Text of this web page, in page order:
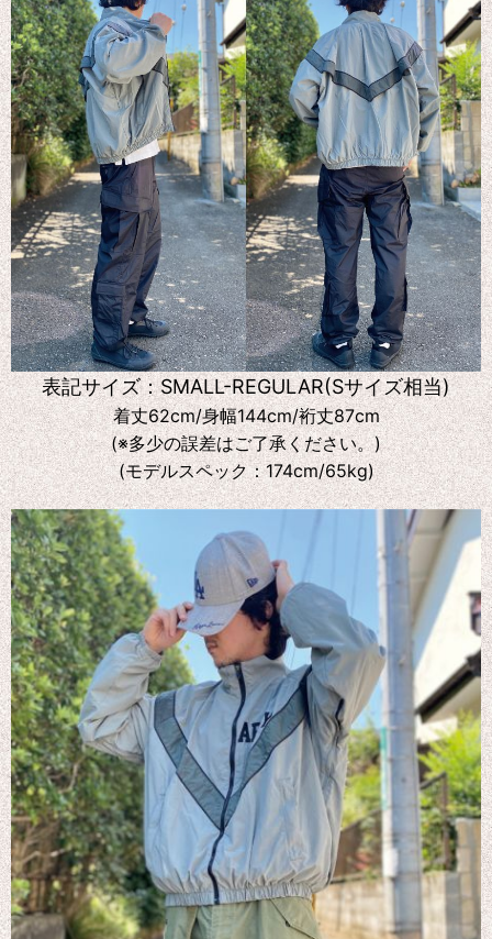
表記サイズ：SMALL-REGULAR(Sサイズ相当)
着丈62cm/身幅144cm/裄丈87cm
(※多少の誤差はご了承ください。)
(モデルスペック：174cm/65kg)